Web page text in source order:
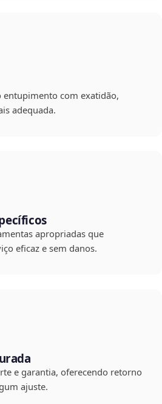
entupimento com exatidão,
adequada.
apropriadas que
eficaz e sem danos.
e garantia, oferecendo retorno
ajuste.